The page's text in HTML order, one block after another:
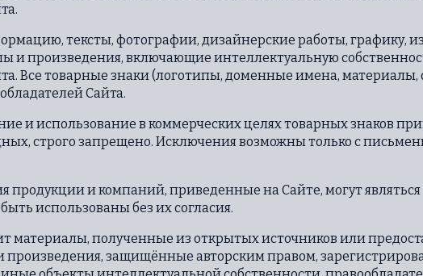
тексты, фотографии, дизайнерские работы, графику,
и произведения, включающие интеллектуальную
Все товарные знаки (логотипы, доменные имена,
Сайта.
и использование в коммерческих целях товарных знаков
строго запрещено. Исключения возможны только с
продукции и компаний, приведенные на Сайте, могут
использованы без их согласия.
материалы, полученные из открытых источников или
произведения, защищённые авторским правом,